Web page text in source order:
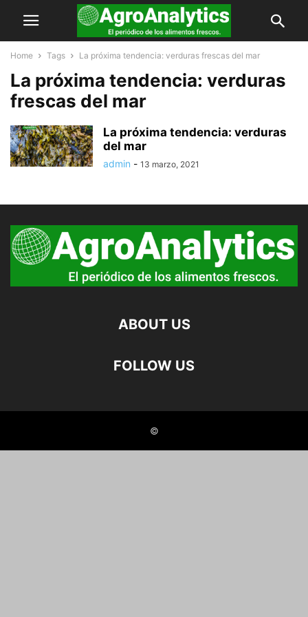
Home Tags La próxima tendencia: verduras frescas del mar
La próxima tendencia: verduras
frescas del mar
La próxima tendencia: verduras
del mar
admin - 13 marzo, 2021
ABOUT US
FOLLOW US
©